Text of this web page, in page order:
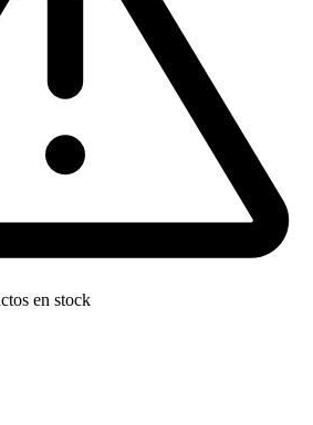
en stock